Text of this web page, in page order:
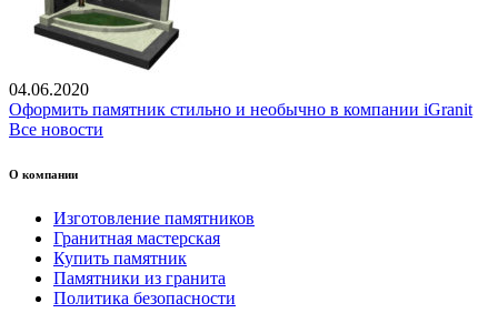
04.06.2020
Оформить памятник стильно и необычно в компании iGranit
Все новости
О компании
Изготовление памятников
Гранитная мастерская
Купить памятник
Памятники из гранита
Политика безопасности